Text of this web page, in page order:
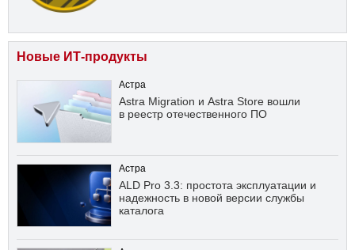
Новые ИТ-продукты
Астра
Astra Migration и Astra Store вошли
в реестр отечественного ПО
Астра
ALD Pro 3.3: простота эксплуатации и
надежность в новой версии службы
каталога